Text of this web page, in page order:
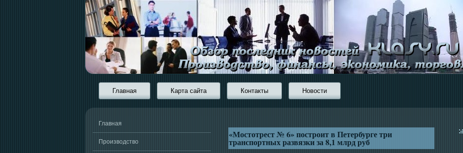
Главная Карта сайта Контакты Новости
Главная
Производство
«Мостотрест № 6» построит в Петербурге три
транспортных развязки за 8,1 млрд руб